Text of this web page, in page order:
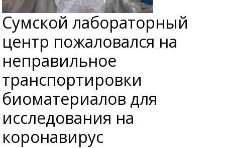
Сумской лабораторный
центр пожаловался на
неправильное
транспортировки
биоматериалов для
исследования на
коронавирус